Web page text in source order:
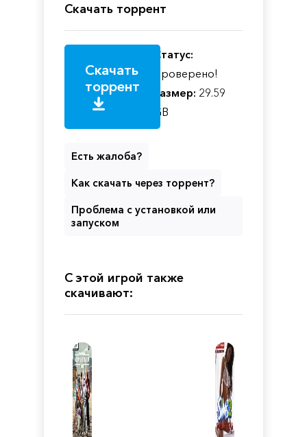
Скачать торрент
Скачать
торрент
Статус:
Проверено!
Размер: 29.59
GB
Есть жалоба?
Как скачать через торрент?
Проблема с установкой или
запуском
С этой игрой также
скачивают: